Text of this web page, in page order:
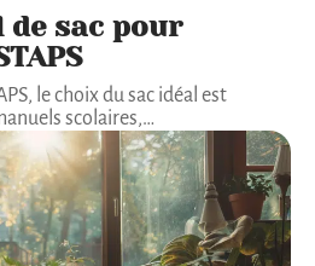
sac pour
le choix du sac idéal est
scolaires,…